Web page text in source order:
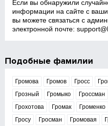
Если вы обнаружили
информации на сайте с
вы можете связаться с
электронной почте:
Подобные фамилии
Громова Громов Гросс
Грозный
Громыко Гроссман
Грохотова
Громак Громенко
Гросу
Гросман Громовая